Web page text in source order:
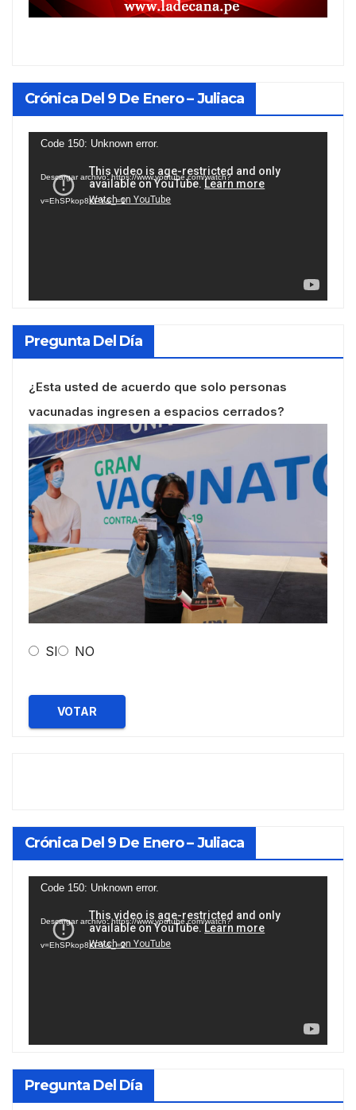
Crónica Del 9 De Enero – Juliaca
Reproductor
vídeo
Code 150: Unknown error.
Descargar archivo: https://www.youtube.com/watch?
v=EhSPkop8KPY&_=1
Pregunta Del Día
¿Esta usted de acuerdo que solo personas
vacunadas ingresen a espacios cerrados?
SI NO
VOTAR
Crónica Del 9 De Enero – Juliaca
Reproductor
vídeo
Code 150: Unknown error.
Descargar archivo: https://www.youtube.com/watch?
v=EhSPkop8KPY&_=2
Pregunta Del Día